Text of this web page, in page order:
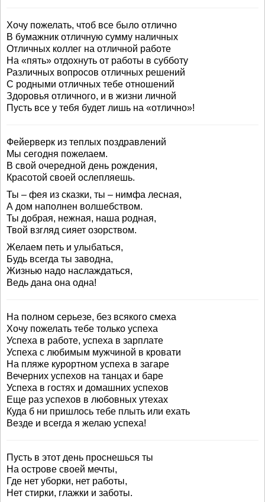
Хочу пожелать, чтоб все было отлично
В бумажник отличную сумму наличных
Отличных коллег на отличной работе
На «пять» отдохнуть от работы в субботу
Различных вопросов отличных решений
С родными отличных тебе отношений
Здоровья отличного, и в жизни личной
Пусть все у тебя будет лишь на «отлично»!
Фейерверк из теплых поздравлений
Мы сегодня пожелаем.
В свой очередной день рождения,
Красотой своей ослепляешь.
Ты – фея из сказки, ты – нимфа лесная,
А дом наполнен волшебством.
Ты добрая, нежная, наша родная,
Твой взгляд сияет озорством.
Желаем петь и улыбаться,
Будь всегда ты заводна,
Жизнью надо наслаждаться,
Ведь дана она одна!
На полном серьезе, без всякого смеха
Хочу пожелать тебе только успеха
Успеха в работе, успеха в зарплате
Успеха с любимым мужчиной в кровати
На пляже курортном успеха в загаре
Вечерних успехов на танцах и баре
Успеха в гостях и домашних успехов
Еще раз успехов в любовных утехах
Куда б ни пришлось тебе плыть или ехать
Везде и всегда я желаю успеха!
Пусть в этот день проснешься ты
На острове своей мечты,
Где нет уборки, нет работы,
Нет стирки, глажки и заботы.